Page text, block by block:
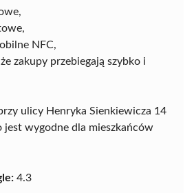
NFC,
zakupy przebiegają szybko i
ulicy Henryka Sienkiewicza 14
wygodne dla mieszkańców
4.3